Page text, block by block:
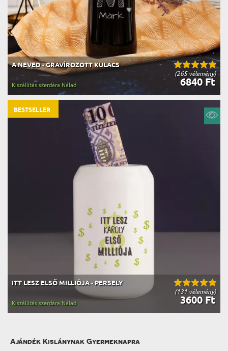
(265 vélemény)
A NEVED - GRAVÍROZOTT KULACS
6840 Ft
Kiszállítás szerdára Nálad
(131 vélemény)
ITT LESZ ELSŐ MILLIÓJA - PERSELY
3600 Ft
Kiszállítás szerdára Nálad
BESTSELLER
Ajándék Kislánynak Gyermeknapra